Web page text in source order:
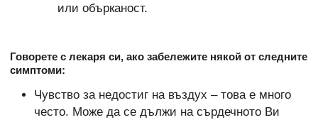
или обърканост.
Говорете с лекаря си, ако забележите някой от следните
симптоми:
Чувство за недостиг на въздух – това е много
често. Може да се дължи на сърдечното Ви